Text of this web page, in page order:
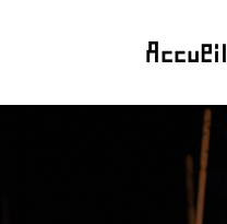
Accueil